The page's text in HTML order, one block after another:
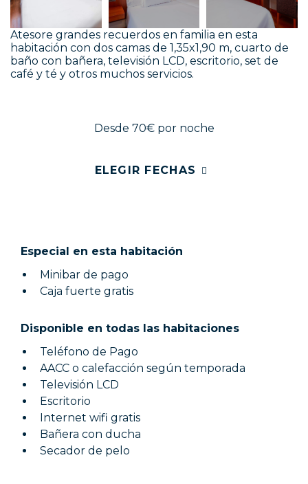
Atesore grandes recuerdos en familia en esta
habitación con dos camas de 1,35x1,90 m, cuarto de
baño con bañera, televisión LCD, escritorio, set de
café y té y otros muchos servicios.
Desde 70€por noche
ELEGIR FECHAS
Especial en esta habitación
Minibar de pago
Caja fuerte gratis
Disponible en todas las habitaciones
Teléfono de Pago
AACC o calefacción según temporada
Televisión LCD
Escritorio
Internet wifi gratis
Bañera con ducha
Secador de pelo